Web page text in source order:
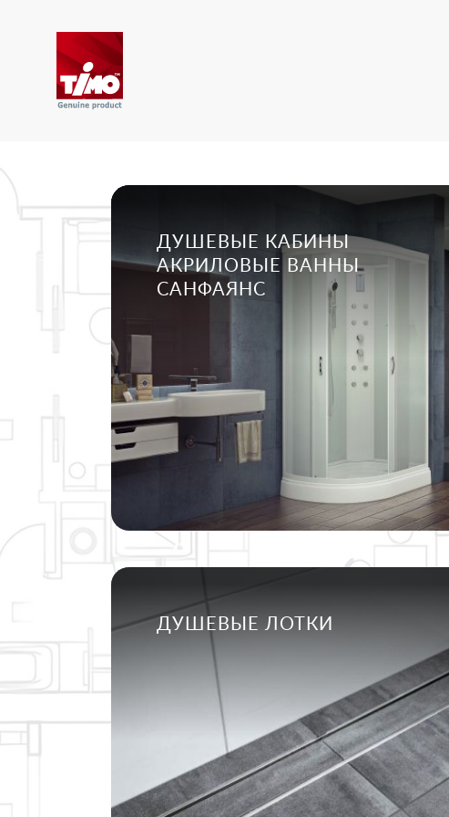
ДУШЕВЫЕ КАБИНЫ
АКРИЛОВЫЕ ВАННЫ
САНФАЯНС
ДУШЕВЫЕ ЛОТКИ